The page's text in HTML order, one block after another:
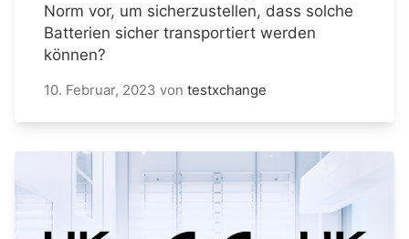
Norm vor, um sicherzustellen, dass solche
Batterien sicher transportiert werden
können?
10. Februar, 2023 von testxchange